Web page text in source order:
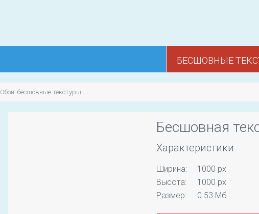
БЕСШОВНЫЕ
Обои: бесшовные текстуры
Бесшовная
Характеристики
Ширина:
1000 px
Высота:
1000 px
Размер:
0.53 Мб